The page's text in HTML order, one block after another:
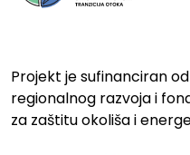
Projekt je sufinanciran
regionalnog razvoja i
za zaštitu okoliša i